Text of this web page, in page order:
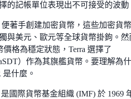
的記帳單位表現出不可接受的波動
便著手創建加密貨幣，這些加密貨
與美元、歐元等全球貨幣掛鉤。然
價格為穩定狀態，Terra 選擇了
）作為其旗艦貨幣。要理解為
什麼。
是國際貨幣基金組織 (IMF) 於 1969